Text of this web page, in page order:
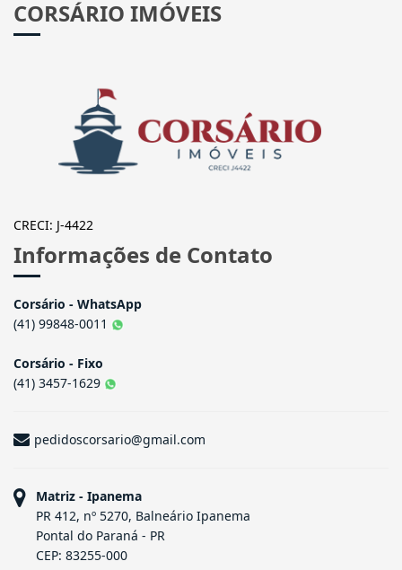
CORSÁRIO IMÓVEIS
CRECI: J-4422
Informações de Contato
Corsário - WhatsApp
(41) 99848-0011
Corsário - Fixo
(41) 3457-1629
pedidoscorsario@gmail.com
Matriz - Ipanema